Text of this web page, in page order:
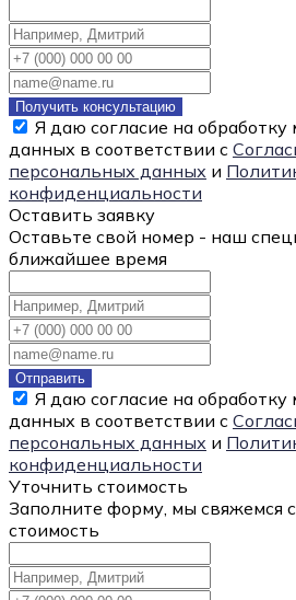
Получить консультацию
Я даю согласие на
данных в соответствии с
персональных данных и
конфиденциальности
Оставить заявку
Оставьте свой номер - наш
ближайшее время
Отправить
Я даю согласие на
данных в соответствии с
персональных данных и
конфиденциальности
Уточнить стоимость
Заполните форму, мы свяжемся
стоимость